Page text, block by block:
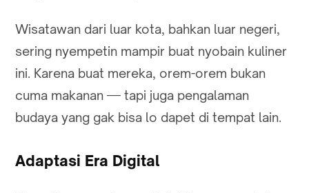
Wisatawan dari luar kota, bahkan luar negeri,
sering nyempetin mampir buat nyobain kuliner
ini. Karena buat mereka, orem-orem bukan
cuma makanan — tapi juga pengalaman
budaya yang gak bisa lo dapet di tempat lain.
Adaptasi Era Digital